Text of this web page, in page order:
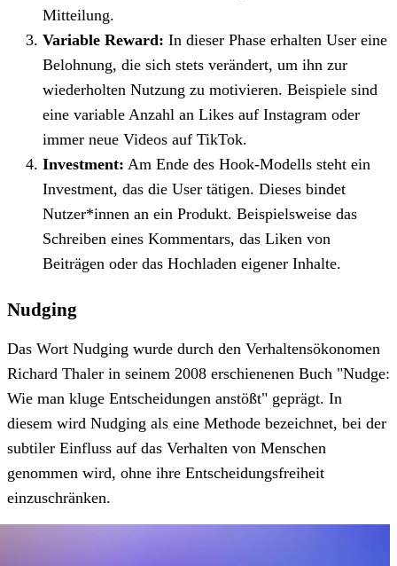
Mitteilung.
Variable Reward: In dieser Phase erhalten User eine
Belohnung, die sich stets verändert, um ihn zur
wiederholten Nutzung zu motivieren. Beispiele sind
eine variable Anzahl an Likes auf Instagram oder
immer neue Videos auf TikTok.
Investment: Am Ende des Hook-Modells steht ein
Investment, das die User tätigen. Dieses bindet
Nutzer*innen an ein Produkt. Beispielsweise das
Schreiben eines Kommentars, das Liken von
Beiträgen oder das Hochladen eigener Inhalte.
Nudging
Das Wort Nudging wurde durch den Verhaltensökonomen
Richard Thaler in seinem 2008 erschienenen Buch "Nudge:
Wie man kluge Entscheidungen anstößt" geprägt. In
diesem wird Nudging als eine Methode bezeichnet, bei der
subtiler Einfluss auf das Verhalten von Menschen
genommen wird, ohne ihre Entscheidungsfreiheit
einzuschränken.